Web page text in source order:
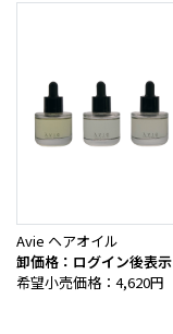
Avie ヘアオイル
卸価格：ログイン後表示
希望小売価格：4,620円